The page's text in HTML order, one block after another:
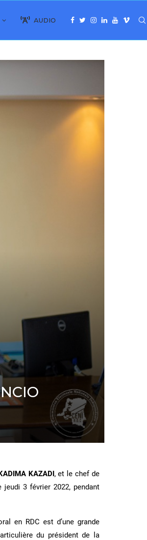
AUDIO
KAZADI, et le chef de
jeudi 3 février 2022, pendant
en RDC est d’une grande
du président de la